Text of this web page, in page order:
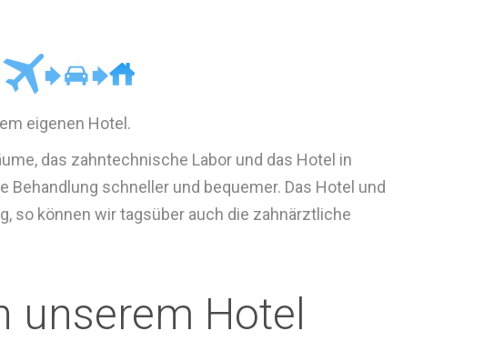
eigenen Hotel.
das zahntechnische Labor und das Hotel in
schneller und bequemer. Das Hotel und
so können wir tagsüber auch die zahnärztliche
unserem Hotel